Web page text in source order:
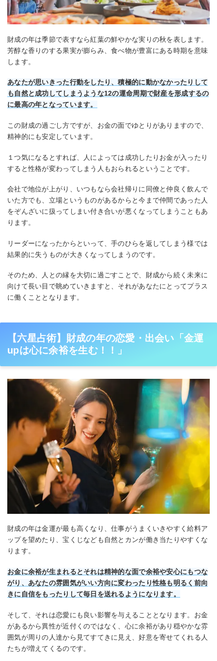
財成の年は季節で表すなら紅葉の鮮やかな実りの秋を表します。
芳醇な香りのする果実が膨らみ、食べ物が豊富にある時期を意味
します。
あなたが思いきった行動をしたり、積極的に動かなかったりして
も自然と成功してしまうような12の運命周期で財産を形成するの
に最高の年となっています。
この財成の過ごし方ですが、お金の面でゆとりがありますので、
精神的にも安定しています。
１つ気になるとすれば、人によっては成功したりお金が入ったり
すると性格が変わってしまう人もおられるということです。
会社で地位が上がり、いつもなら会社帰りに同僚と仲良く飲んで
いた方でも、立場というものがあるからと今まで仲間であった人
をぞんざいに扱ってしまい付き合いが悪くなってしまうこともあ
ります。
リーダーになったからといって、手のひらを返してしまう様では
結果的に失うものが大きくなってしまうのです。
そのため、人との縁を大切に過ごすことで、財成から続く未来に
向けて長い目で眺めていきますと、それがあなたにとってプラス
に働くこととなります。
【六星占術】財成の年の恋愛・出会い「金運
upは心に余裕を生む！！」
財成の年は金運が最も高くなり、仕事がうまくいきやすく給料ア
ップを望めたり、宝くじなども自然とカンが働き当たりやすくな
ります。
お金に余裕が生まれるとそれは精神的な面で余裕や安心にもつな
がり、あなたの雰囲気がいい方向に変わったり性格も明るく前向
きに自信をもったりして毎日を送れるようになります。
そして、それは恋愛にも良い影響を与えることとなります。お金
があるから異性が近付くのではなく、心に余裕があり穏やかな雰
囲気が周りの人達から見てすてきに見え、好意を寄せてくれる人
たちが増えてくるのです。